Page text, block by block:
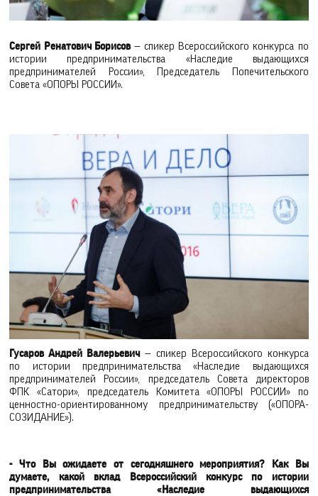
Сергей Ренатович Борисов— спикер Всероссийского конкурса по
истории предпринимательства «Наследие выдающихся
предпринимателей России», Председатель Попечительского
Совета «ОПОРЫ РОССИИ».
Гусаров Андрей Валерьевич— спикер Всероссийского конкурса
по истории предпринимательства «Наследие выдающихся
предпринимателей России», председатель Совета директоров
ФПК «Сатори», председатель Комитета «ОПОРЫ РОССИИ» по
ценностно-ориентированному предпринимательству («ОПОРА-
СОЗИДАНИЕ»).
- Что Вы ожидаете от сегодняшнего мероприятия? Как Вы
думаете, какой вклад Всероссийский конкурс по истории
предпринимательства «Наследие выдающихся